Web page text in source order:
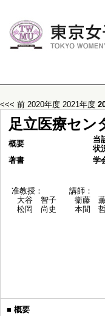
<<< 前 2020年度 2021年度
足立医療セ
概要
当
状
著書
学
准教授：
大谷 智子
松岡 尚史
講師：
衞藤
本間
■ 概要